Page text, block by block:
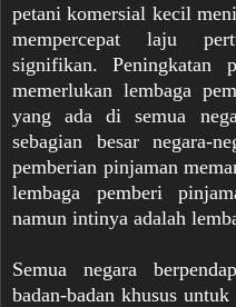
petani komersial kecil
mempercepat laju
signifikan. Peningkatan
memerlukan lembaga
yang ada di semua
sebagian besar negara-
pemberian pinjaman
lembaga pemberi
namun intinya adalah
Semua negara
badan-badan khusus